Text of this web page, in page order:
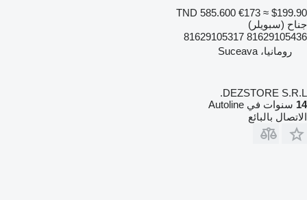
TND 585.600 €173 ≈ $199.90
جناح (سبويلر)
81629105436 81629105317
رومانيا، Suceava
DEZSTORE S.R.L.
14 سنوات في Autoline
الاتصال بالبائع